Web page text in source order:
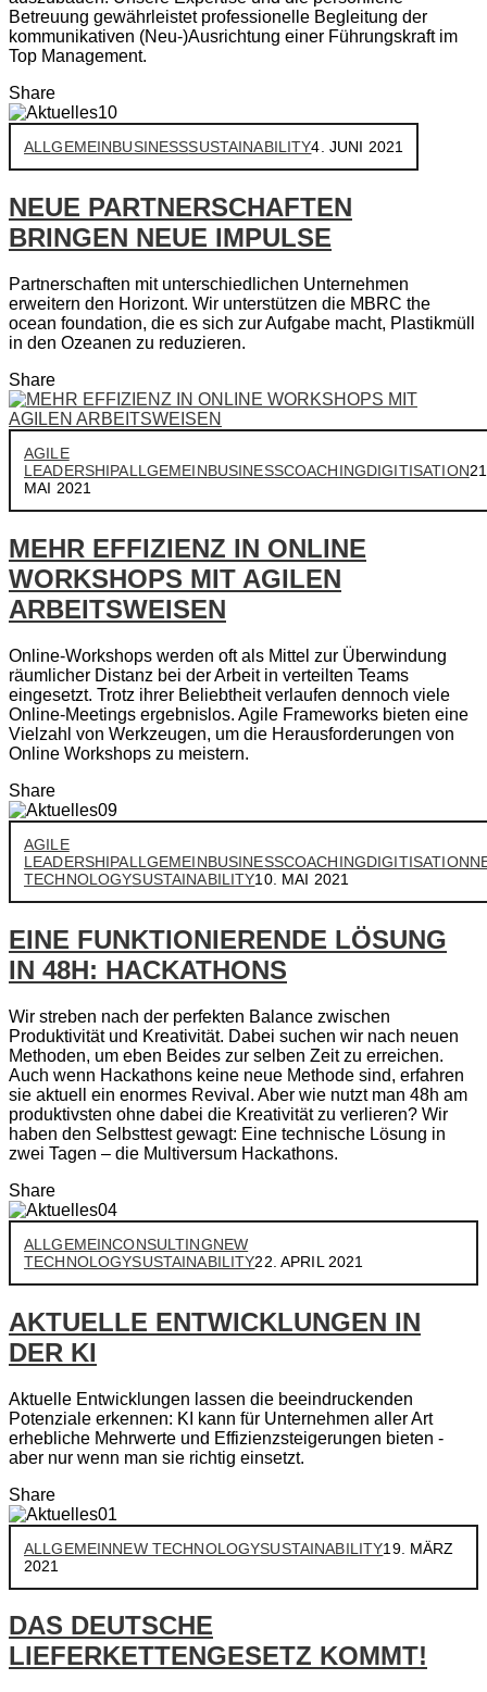
Betreuung gewährleistet professionelle Begleitung der
kommunikativen (Neu-)Ausrichtung einer Führungskraft im
Top Management.
Share
ALLGEMEINBUSINESSSUSTAINABILITY4. JUNI 2021
NEUE PARTNERSCHAFTEN
BRINGEN NEUE IMPULSE
Partnerschaften mit unterschiedlichen Unternehmen
erweitern den Horizont. Wir unterstützen die MBRC the
ocean foundation, die es sich zur Aufgabe macht, Plastikmüll
in den Ozeanen zu reduzieren.
Share
AGILE
LEADERSHIPALLGEMEINBUSINESSCOACHINGDIGITISATION
MAI 2021
MEHR EFFIZIENZ IN ONLINE
WORKSHOPS MIT AGILEN
ARBEITSWEISEN
Online-Workshops werden oft als Mittel zur Überwindung
räumlicher Distanz bei der Arbeit in verteilten Teams
eingesetzt. Trotz ihrer Beliebtheit verlaufen dennoch viele
Online-Meetings ergebnislos. Agile Frameworks bieten eine
Vielzahl von Werkzeugen, um die Herausforderungen von
Online Workshops zu meistern.
Share
AGILE
LEADERSHIPALLGEMEINBUSINESSCOACHINGDIGITISATION
TECHNOLOGYSUSTAINABILITY10. MAI 2021
EINE FUNKTIONIERENDE LÖSUNG
IN 48H: HACKATHONS
Wir streben nach der perfekten Balance zwischen
Produktivität und Kreativität. Dabei suchen wir nach neuen
Methoden, um eben Beides zur selben Zeit zu erreichen.
Auch wenn Hackathons keine neue Methode sind, erfahren
sie aktuell ein enormes Revival. Aber wie nutzt man 48h am
produktivsten ohne dabei die Kreativität zu verlieren? Wir
haben den Selbsttest gewagt: Eine technische Lösung in
zwei Tagen – die Multiversum Hackathons.
Share
ALLGEMEINCONSULTINGNEW
TECHNOLOGYSUSTAINABILITY22. APRIL 2021
AKTUELLE ENTWICKLUNGEN IN
DER KI
Aktuelle Entwicklungen lassen die beeindruckenden
Potenziale erkennen: KI kann für Unternehmen aller Art
erhebliche Mehrwerte und Effizienzsteigerungen bieten -
aber nur wenn man sie richtig einsetzt.
Share
ALLGEMEINNEW TECHNOLOGYSUSTAINABILITY19. MÄRZ
2021
DAS DEUTSCHE
LIEFERKETTENGESETZ KOMMT!